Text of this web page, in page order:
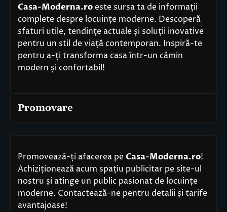
Casa-Moderna.roeste sursa ta de informații
complete despre locuințe moderne. Descoperă
sfaturi utile, tendințe actuale și soluții inovative
pentru un stil de viață contemporan. Inspiră-te
pentru a-ți transforma casa într-un cămin
modern și confortabil!
Promovare
Promovează-ți afacerea pe Casa-Moderna.ro!
Achiziționează acum spațiu publicitar pe site-ul
nostru și atinge un public pasionat de locuințe
moderne. Contactează-ne pentru detalii și tarife
avantajoase!